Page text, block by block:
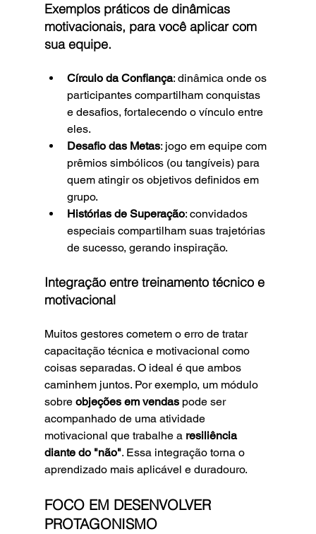
Exemplos práticos de dinâmicas
motivacionais, para você aplicar com
sua equipe.
Círculo da Confiança: dinâmica onde os
participantes compartilham conquistas
e desafios, fortalecendo o vínculo entre
eles.
Desafio das Metas: jogo em equipe com
prêmios simbólicos (ou tangíveis) para
quem atingir os objetivos definidos em
grupo.
Histórias de Superação: convidados
especiais compartilham suas trajetórias
de sucesso, gerando inspiração.
Integração entre treinamento técnico e
motivacional
Muitos gestores cometem o erro de tratar
capacitação técnica e motivacional como
coisas separadas. O ideal é que ambos
caminhem juntos. Por exemplo, um módulo
sobre objeções em vendas pode ser
acompanhado de uma atividade
motivacional que trabalhe a resiliência
diante do "não". Essa integração torna o
aprendizado mais aplicável e duradouro.
FOCO EM DESENVOLVER
PROTAGONISMO